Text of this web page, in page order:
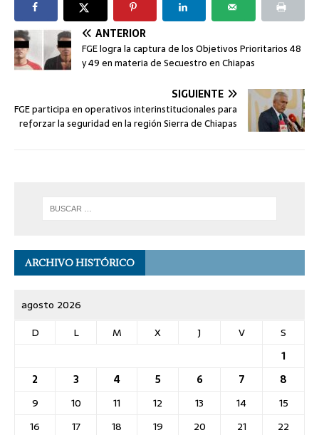
ANTERIOR
FGE logra la captura de los Objetivos Prioritarios 48
y 49 en materia de Secuestro en Chiapas
SIGUIENTE
FGE participa en operativos interinstitucionales para
reforzar la seguridad en la región Sierra de Chiapas
ARCHIVO HISTÓRICO
agosto 2026
D
L M X J V
S
1
2
3 4 5 6 7
8
9
10 11 12 13 14
15
16
17 18 19 20 21
22